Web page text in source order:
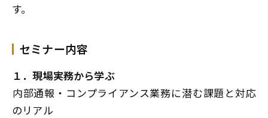
す。
セミナー内容
１．現場実務から学ぶ
――内部通報・コンプライアンス業務に潜む課題と対応
のリアル